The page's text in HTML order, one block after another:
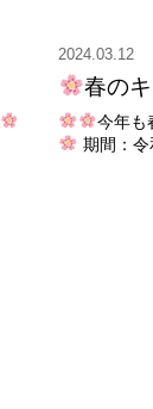
2024.03.12
春の
今年も
期間：令